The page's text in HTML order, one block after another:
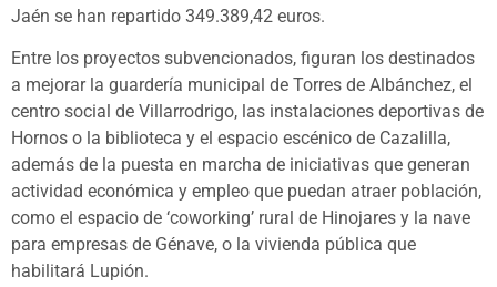
Jaén se han repartido 349.389,42 euros.
Entre los proyectos subvencionados, figuran los destinados
a mejorar la guardería municipal de Torres de Albánchez, el
centro social de Villarrodrigo, las instalaciones deportivas de
Hornos o la biblioteca y el espacio escénico de Cazalilla,
además de la puesta en marcha de iniciativas que generan
actividad económica y empleo que puedan atraer población,
como el espacio de ‘coworking’ rural de Hinojares y la nave
para empresas de Génave, o la vivienda pública que
habilitará Lupión.